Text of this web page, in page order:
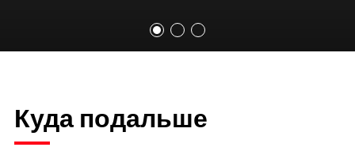
Куда подальше